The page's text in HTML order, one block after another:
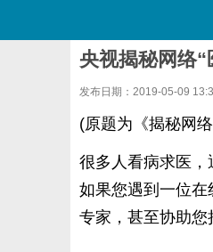
央视揭秘网络
发布日期：2019-05-09
(原题为《揭秘网
很多人看病求医，
如果您遇到一位
专家，甚至协助您